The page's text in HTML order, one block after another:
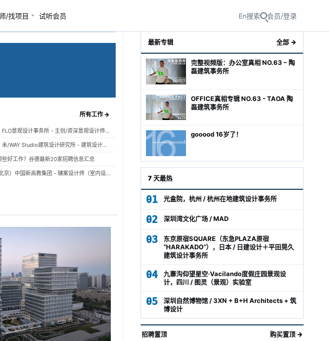
/找项目 试听会员 En搜索 会员/登录
所有工作 →
（上海）FLO景观设计事务所 - 主创/资深景观设计师 / 景观设计师 / 设计实习生 / 商务行政助理 / 助理施工图设计师
（北京）未/WAY Studio建筑设计研究所 - 建筑设计师 / 助理设计师/初级设计师 / 实习生 / 办公室行政与商务助理
些好工作？谷德最新20家招聘信息汇总
（昆明/北京）中国新高教集团 - 辅案设计师（室内设计） / 辅案设计师（景观设计）/ 生活空间组长/教学空间组长 / 平面设计高级经理 / 展陈设计高级经理
最新专辑 全部 →
完整视频版：办公室真相 NO.63 – 陶
磊建筑事务所
OFFICE真相专辑 NO.63 - TAOA 陶
磊建筑事务所
gooood 16岁了！
7 天最热
01 光盒院，杭州 / 杭州在地建筑设计事务所
02 深圳湾文化广场 / MAD
03
东京原宿SQUARE（东急PLAZA原宿
“HARAKADO”），日本 / 日建设计＋平田晃久
建筑设计事务所
04
九寨沟仰望星空·Vacilando度假庄园景观设
计，四川 / 图灵（景观）实验室
05
深圳自然博物馆 / 3XN + B+H Architects + 筑
博设计
招聘置顶 购买置顶 →